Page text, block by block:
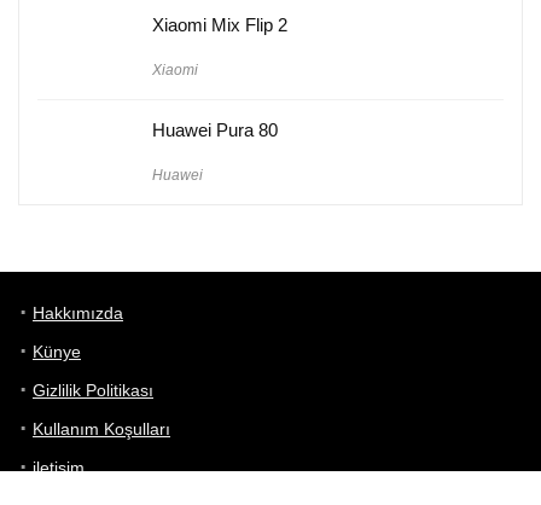
Xiaomi Mix Flip 2
Xiaomi
Huawei Pura 80
Huawei
Hakkımızda
Künye
Gizlilik Politikası
Kullanım Koşulları
iletişim